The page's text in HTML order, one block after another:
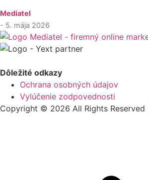
Mediatel
- 5. mája 2026
Dôležité odkazy
Ochrana osobných údajov
Vylúčenie zodpovednosti
Copyright © 2026 All Rights Reserved |